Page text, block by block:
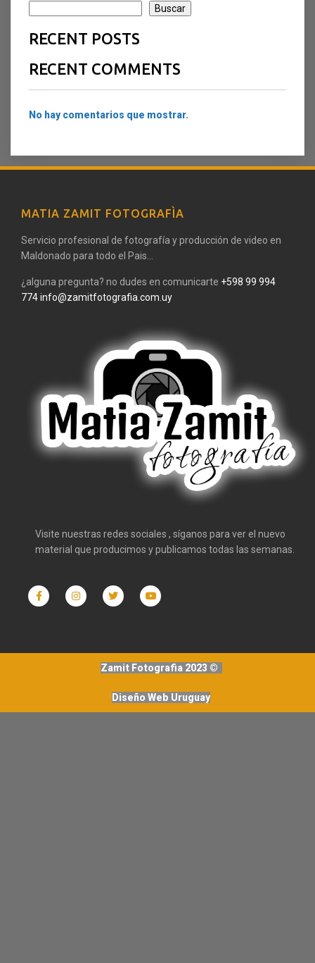
Buscar
RECENT POSTS
RECENT COMMENTS
No hay comentarios que mostrar.
MATIA ZAMIT FOTOGRAFÌA
Servicio profesional de fotografía y producción de video en
Maldonado para todo el Pais...
¿alguna pregunta? no dudes en comunicarte +598 99 994
774info@zamitfotografia.com.uy
Visite nuestras redes sociales , síganos para ver el nuevo
material que producimos y publicamos todas las semanas.
Zamit Fotografia 2023 ©
Diseño Web Uruguay